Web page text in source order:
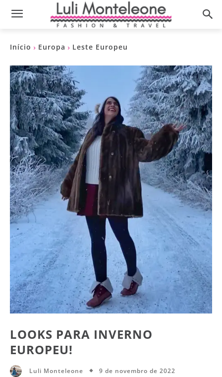
Início Europa Leste Europeu
LOOKS PARA INVERNO
EUROPEU!
Luli Monteleone 9 de novembro de 2022